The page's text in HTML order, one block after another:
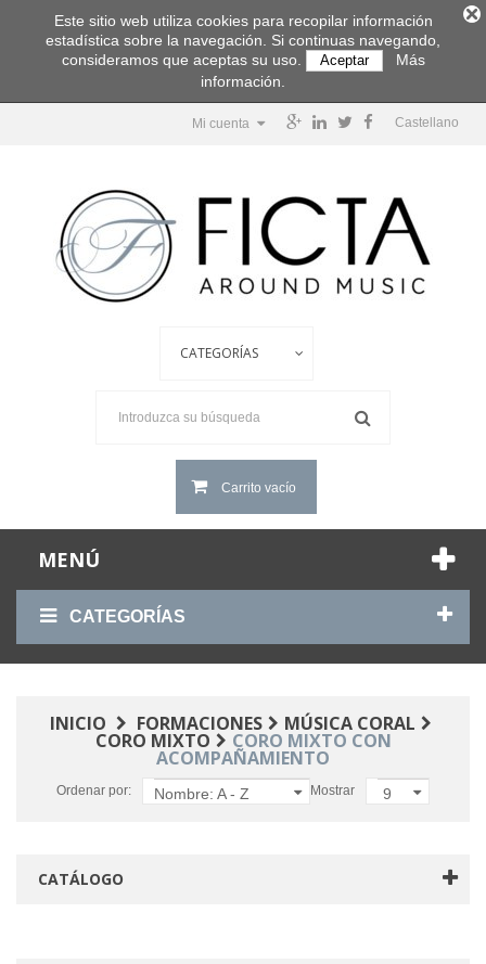
Castellano
Mi cuenta
Carrito vacío
MENÚ
CATEGORÍAS
INICIO FORMACIONES MÚSICA CORAL
CORO MIXTO CORO MIXTO CON
ACOMPAÑAMIENTO
Ordenar por: Nombre: A - Z Mostrar 9
CATÁLOGO
Este sitio web utiliza cookies para recopilar información
estadística sobre la navegación. Si continuas navegando,
consideramos que aceptas su uso.
Aceptar
Más
información.